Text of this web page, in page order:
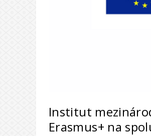
Institut
Erasmus+ na